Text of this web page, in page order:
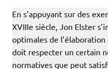
En s’appuyant sur des
XVIIIe siècle, Jon Elster
optimales de
doit respecter un certain
normatives que peut